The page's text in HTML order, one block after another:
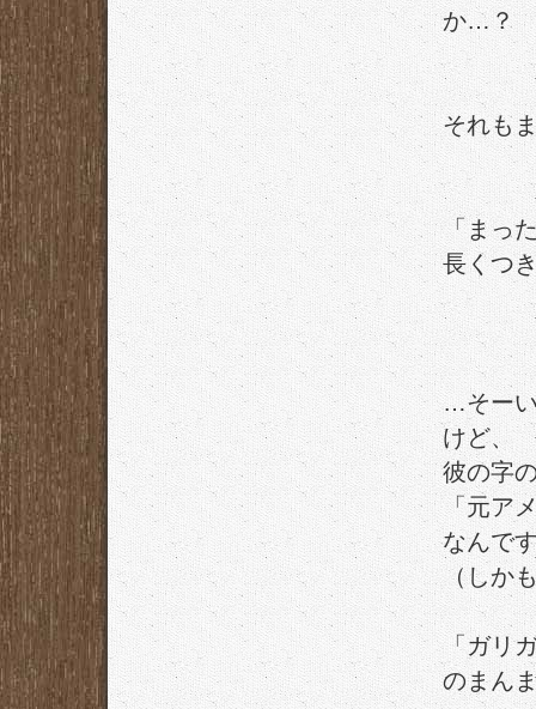
か…？
それも
「まっ
長くつ
…そーい
けど、
彼の字
「元ア
なんで
（しか
「ガリ
のまん